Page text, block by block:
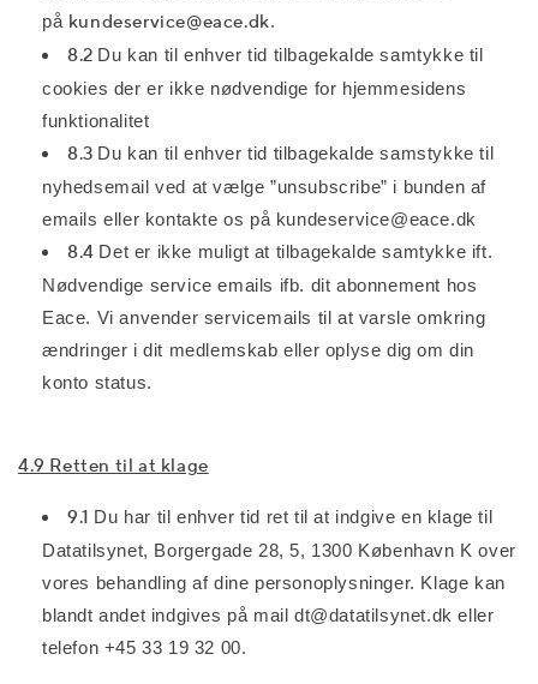
på kundeservice@eace.dk.
8.2 Du kan til enhver tid tilbagekalde samtykke til
cookies der er ikke nødvendige for hjemmesidens
funktionalitet
8.3 Du kan til enhver tid tilbagekalde samstykke til
nyhedsemail ved at vælge ”unsubscribe” i bunden af
emails eller kontakte os på kundeservice@eace.dk
8.4 Det er ikke muligt at tilbagekalde samtykke ift.
Nødvendige service emails ifb. dit abonnement hos
Eace. Vi anvender servicemails til at varsle omkring
ændringer i dit medlemskab eller oplyse dig om din
konto status.
4.9 Retten til at klage
9.1 Du har til enhver tid ret til at indgive en klage til
Datatilsynet, Borgergade 28, 5, 1300 København K over
vores behandling af dine personoplysninger. Klage kan
blandt andet indgives på mail dt@datatilsynet.dk eller
telefon +45 33 19 32 00.